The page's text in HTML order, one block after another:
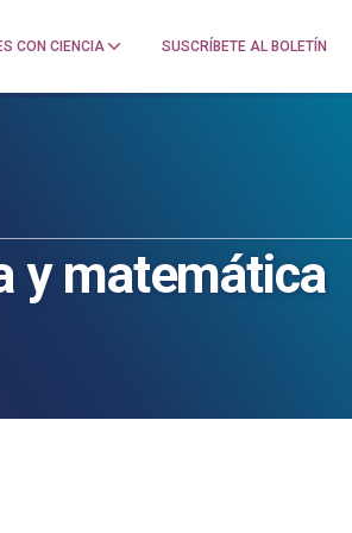
CON CIENCIA SUSCRÍBETE AL BOLETÍN
y matemática